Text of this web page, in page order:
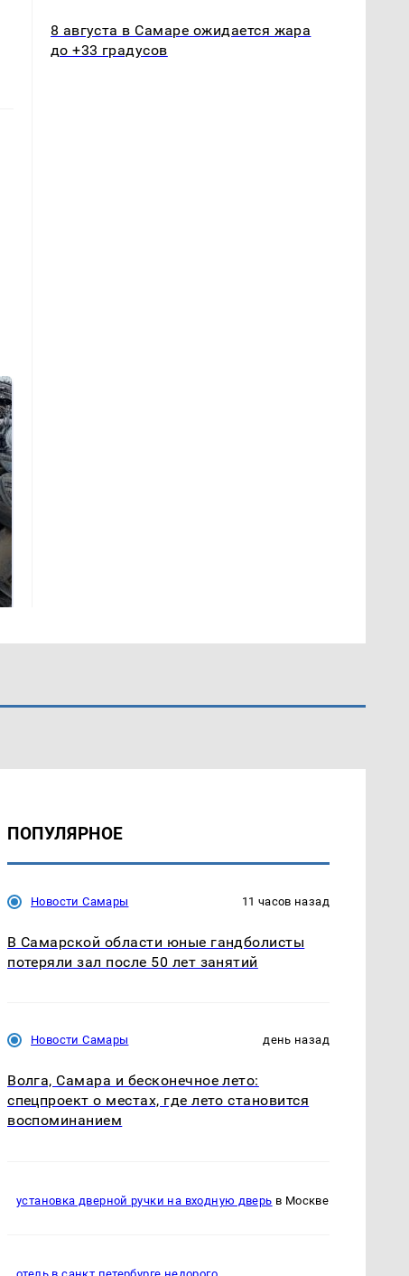
8 августа в Самаре ожидается жара
до +33 градусов
ПОПУЛЯРНОЕ
Новости Самары 11 часов назад
В Самарской области юные гандболисты
потеряли зал после 50 лет занятий
Новости Самары день назад
Волга, Самара и бесконечное лето:
спецпроект о местах, где лето становится
воспоминанием
установка дверной ручки на входную дверь в Москве